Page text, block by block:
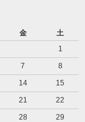
金
土
1
7
8
14
15
21
22
28
29